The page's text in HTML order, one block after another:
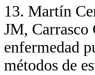
13. Martín
JM,
enfermedad
métodos de